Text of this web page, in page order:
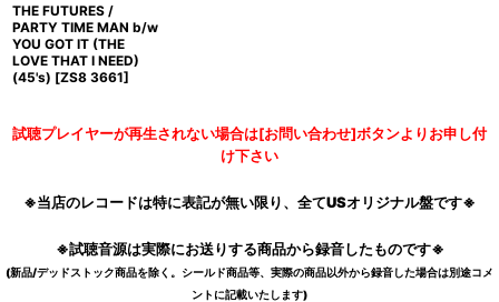
THE FUTURES /
PARTY TIME MAN b/w
YOU GOT IT (THE
LOVE THAT I NEED)
(45's) [ZS8 3661]
試聴プレイヤーが再生されない場合は[お問い合わせ]ボタンよりお申し付
け下さい
※当店のレコードは特に表記が無い限り、全てUSオリジナル盤です※
※試聴音源は実際にお送りする商品から録音したものです※
(新品/デッドストック商品を除く。シールド商品等、実際の商品以外から録音した場合は別途コメ
ントに記載いたします)